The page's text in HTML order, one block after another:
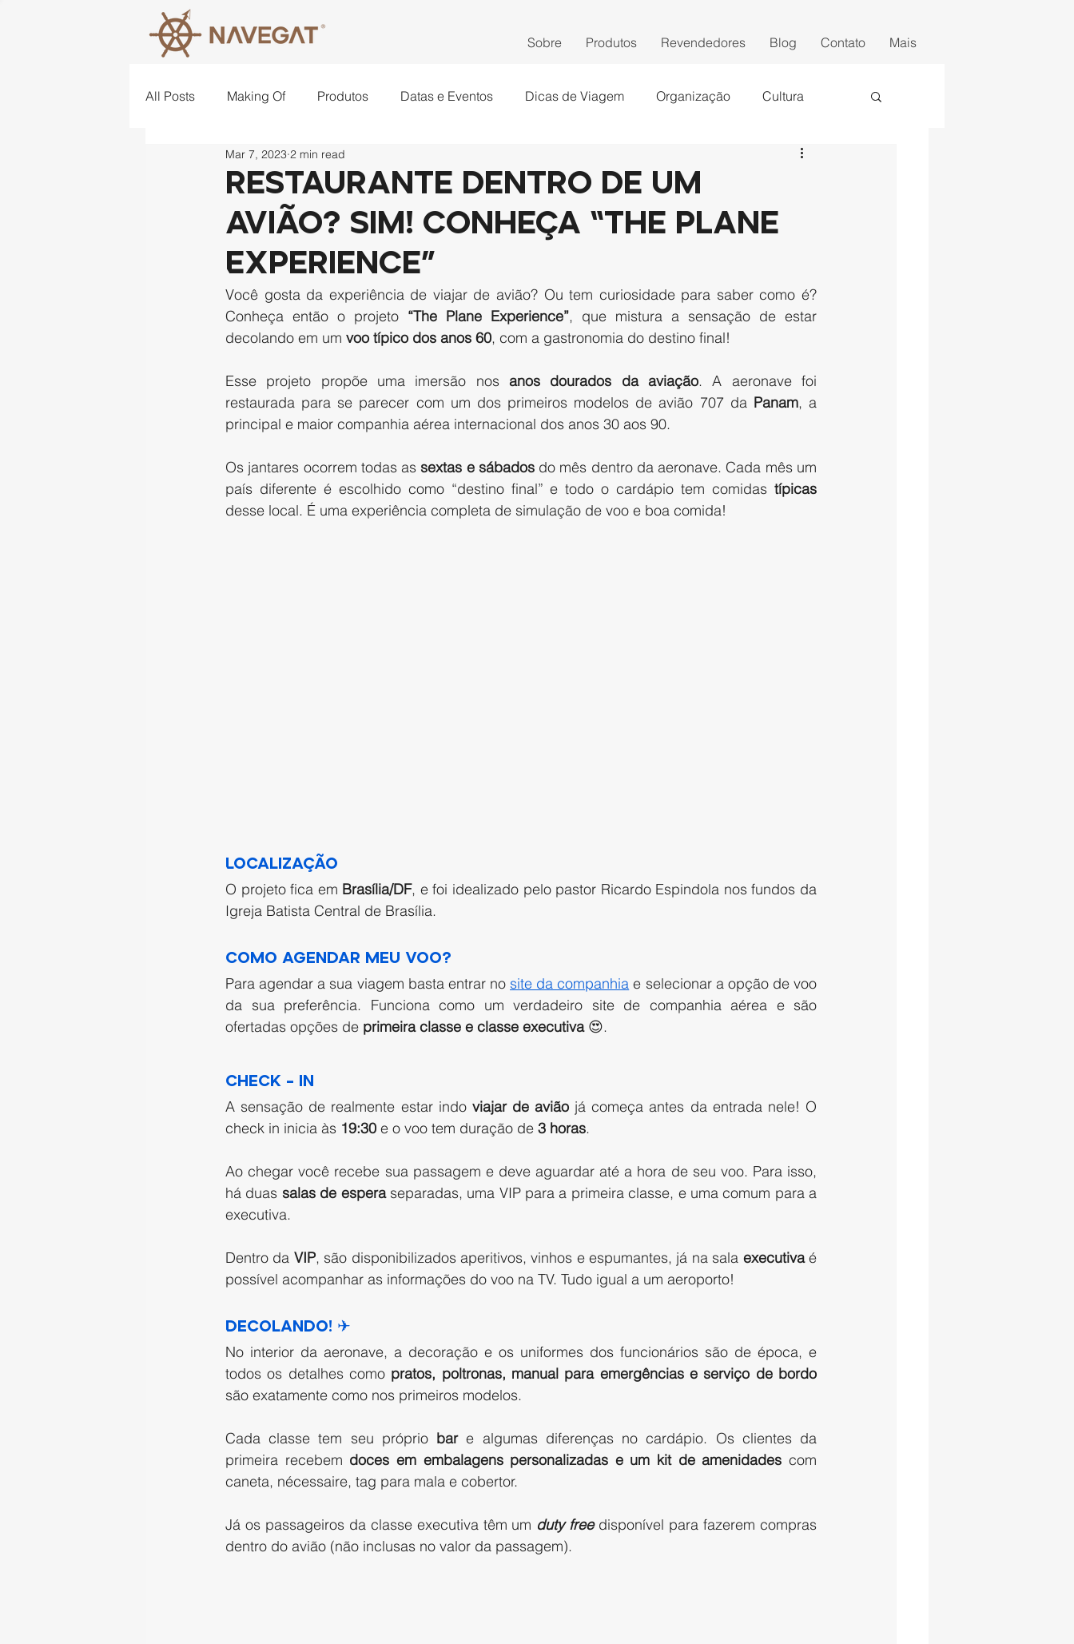
Sobre Produtos Revendedores Blog Contato Mais
All Posts Making Of Produtos Datas e Eventos Dicas de Viagem Organização Cultura
Criatividade
Restaurante dentro de um
avião? Sim! Conheça “The Plane
Experience”
Mar 7, 2023 2 min read
Você gosta da experiência de viajar de avião? Ou tem curiosidade para saber como é?
Conheça então o projeto “The Plane Experience”, que mistura a sensação de estar
decolando em um voo típico dos anos 60, com a gastronomia do destino final!
Esse projeto propõe uma imersão nos anos dourados da aviação. A aeronave foi
restaurada para se parecer com um dos primeiros modelos de avião 707 da Panam, a
principal e maior companhia aérea internacional dos anos 30 aos 90.
Os jantares ocorrem todas as sextas e sábados do mês dentro da aeronave. Cada mês um
país diferente é escolhido como “destino final” e todo o cardápio tem comidas típicas
desse local. É uma experiência completa de simulação de voo e boa comida!
Localização
O projeto fica em Brasília/DF, e foi idealizado pelo pastor Ricardo Espindola nos fundos da
Igreja Batista Central de Brasília.
Como agendar meu voo?
Para agendar a sua viagem basta entrar no site da companhia e selecionar a opção de voo
da sua preferência. Funciona como um verdadeiro site de companhia aérea e são
ofertadas opções de primeira classe e classe executiva 😍.
Check – in
A sensação de realmente estar indo viajar de avião já começa antes da entrada nele! O
check in inicia às 19:30 e o voo tem duração de 3 horas.
Ao chegar você recebe sua passagem e deve aguardar até a hora de seu voo. Para isso,
há duas salas de espera separadas, uma VIP para a primeira classe, e uma comum para a
executiva.
Dentro da VIP, são disponibilizados aperitivos, vinhos e espumantes, já na sala executiva é
possível acompanhar as informações do voo na TV. Tudo igual a um aeroporto!
Decolando! ✈
No interior da aeronave, a decoração e os uniformes dos funcionários são de época, e
todos os detalhes como pratos, poltronas, manual para emergências e serviço de bordo
são exatamente como nos primeiros modelos.
Cada classe tem seu próprio bar e algumas diferenças no cardápio. Os clientes da
primeira recebem doces em embalagens personalizadas e um kit de amenidades com
caneta, nécessaire, tag para mala e cobertor.
Já os passageiros da classe executiva têm um duty free disponível para fazerem compras
dentro do avião (não inclusas no valor da passagem).